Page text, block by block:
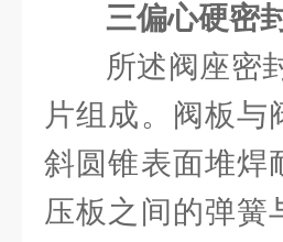
三偏心硬密
所述阀座密
片组成。阀板
斜圆锥表面堆焊
压板之间的弹簧